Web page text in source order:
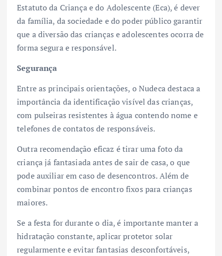
Estatuto da Criança e do Adolescente (Eca), é dever
da família, da sociedade e do poder público garantir
que a diversão das crianças e adolescentes ocorra de
forma segura e responsável.
Segurança
Entre as principais orientações, o Nudeca destaca a
importância da identificação visível das crianças,
com pulseiras resistentes à água contendo nome e
telefones de contatos de responsáveis.
Outra recomendação eficaz é tirar uma foto da
criança já fantasiada antes de sair de casa, o que
pode auxiliar em caso de desencontros. Além de
combinar pontos de encontro fixos para crianças
maiores.
Se a festa for durante o dia, é importante manter a
hidratação constante, aplicar protetor solar
regularmente e evitar fantasias desconfortáveis,